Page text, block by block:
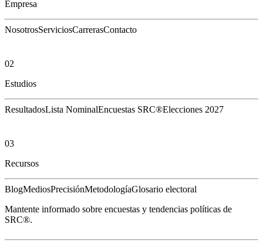
Empresa
NosotrosServiciosCarrerasContacto
02
Estudios
ResultadosLista NominalEncuestas SRC®Elecciones 2027
03
Recursos
BlogMediosPrecisiónMetodologíaGlosario electoral
Mantente informado sobre encuestas y tendencias políticas de
SRC®.